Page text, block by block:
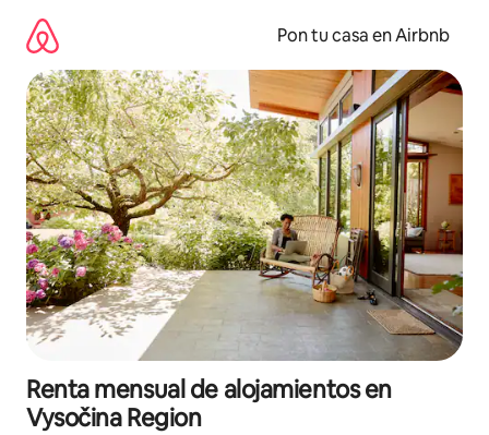
contenido
Pon tu casa en Airbnb
Renta mensual de alojamientos en
Vysočina Region